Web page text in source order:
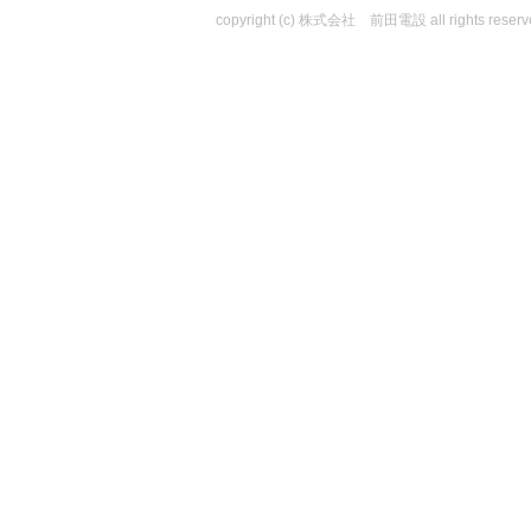
copyright (c) 株式会社 前田電設 all rights